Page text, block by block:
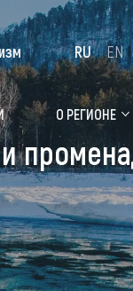
Где
О РЕГИОНЕ
RU EN